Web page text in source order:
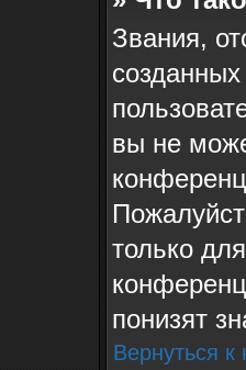
Звания,
вы не
только
понизят
Вернуться к